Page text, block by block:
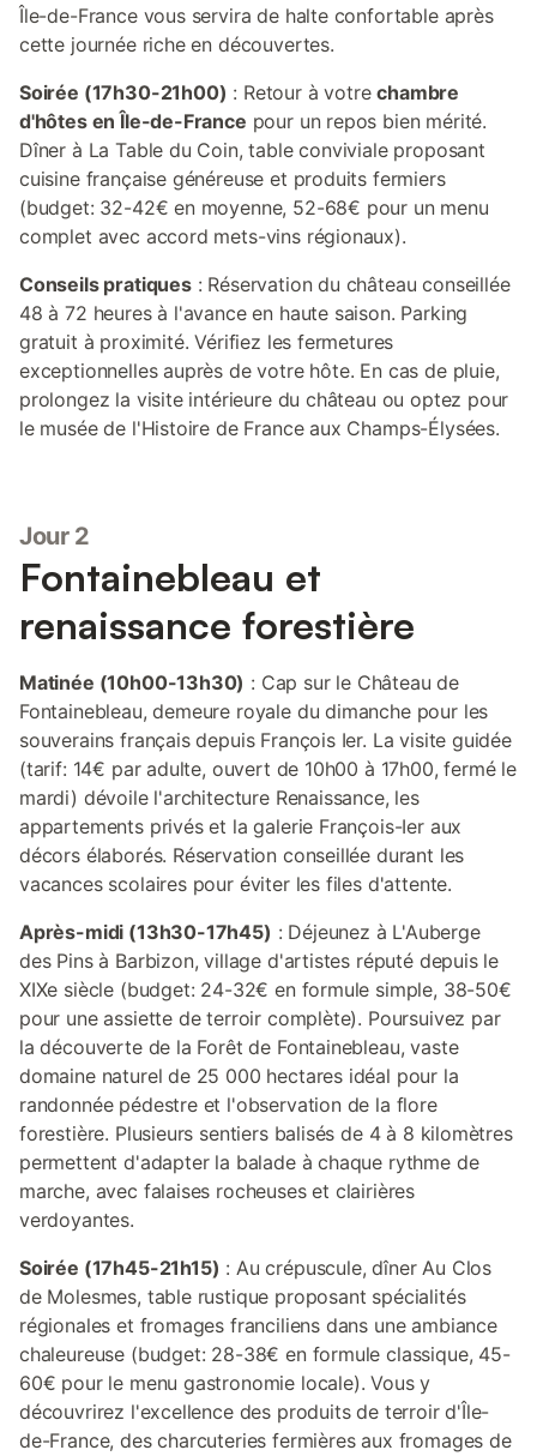
Île-de-France vous servira de halte confortable après
cette journée riche en découvertes.
Soirée (17h30-21h00) : Retour à votrechambre
d'hôtes en Île-de-France pour un repos bien mérité.
Dîner à La Table du Coin, table conviviale proposant
cuisine française généreuse et produits fermiers
(budget: 32-42€ en moyenne, 52-68€ pour un menu
complet avec accord mets-vins régionaux).
Conseils pratiques: Réservation du château conseillée
48 à 72 heures à l'avance en haute saison. Parking
gratuit à proximité. Vérifiez les fermetures
exceptionnelles auprès de votre hôte. En cas de pluie,
prolongez la visite intérieure du château ou optez pour
le musée de l'Histoire de France aux Champs-Élysées.
Jour 2
Fontainebleau et
renaissance forestière
Matinée (10h00-13h30) : Cap sur le Château de
Fontainebleau, demeure royale du dimanche pour les
souverains français depuis François Ier. La visite guidée
(tarif: 14€ par adulte, ouvert de 10h00 à 17h00, fermé le
mardi) dévoile l'architecture Renaissance, les
appartements privés et la galerie François-Ier aux
décors élaborés. Réservation conseillée durant les
vacances scolaires pour éviter les files d'attente.
Après-midi (13h30-17h45) : Déjeunez à L'Auberge
des Pins à Barbizon, village d'artistes réputé depuis le
XIXe siècle (budget: 24-32€ en formule simple, 38-50€
pour une assiette de terroir complète). Poursuivez par
la découverte de la Forêt de Fontainebleau, vaste
domaine naturel de 25 000 hectares idéal pour la
randonnée pédestre et l'observation de la flore
forestière. Plusieurs sentiers balisés de 4 à 8 kilomètres
permettent d'adapter la balade à chaque rythme de
marche, avec falaises rocheuses et clairières
verdoyantes.
Soirée (17h45-21h15) : Au crépuscule, dîner Au Clos
de Molesmes, table rustique proposant spécialités
régionales et fromages franciliens dans une ambiance
chaleureuse (budget: 28-38€ en formule classique, 45-
60€ pour le menu gastronomie locale). Vous y
découvrirez l'excellence des produits de terroir d'Île-
de-France, des charcuteries fermières aux fromages de